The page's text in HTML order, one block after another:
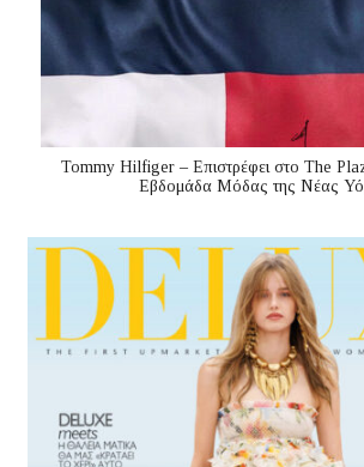
Tommy Hilfiger – Επιστρέφει στο The
Εβδομάδα Μόδας της Νέας